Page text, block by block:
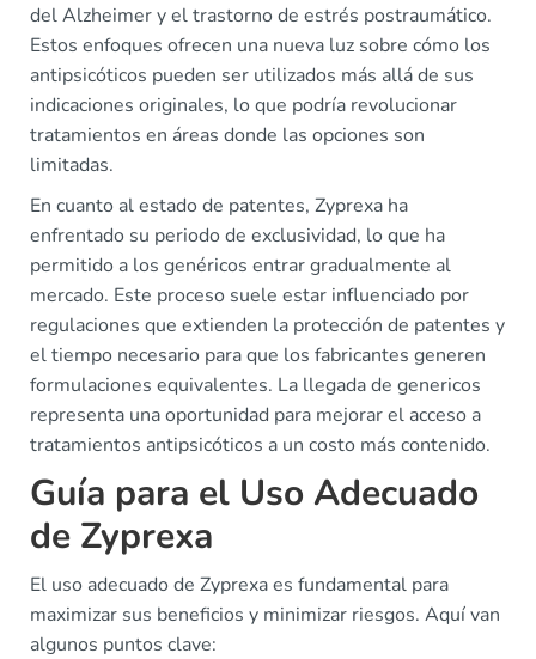
del Alzheimer y el trastorno de estrés postraumático.
Estos enfoques ofrecen una nueva luz sobre cómo los
antipsicóticos pueden ser utilizados más allá de sus
indicaciones originales, lo que podría revolucionar
tratamientos en áreas donde las opciones son
limitadas.
En cuanto al estado de patentes, Zyprexa ha
enfrentado su periodo de exclusividad, lo que ha
permitido a los genéricos entrar gradualmente al
mercado. Este proceso suele estar influenciado por
regulaciones que extienden la protección de patentes y
el tiempo necesario para que los fabricantes generen
formulaciones equivalentes. La llegada de genericos
representa una oportunidad para mejorar el acceso a
tratamientos antipsicóticos a un costo más contenido.
Guía para el Uso Adecuado
de Zyprexa
El uso adecuado de Zyprexa es fundamental para
maximizar sus beneficios y minimizar riesgos. Aquí van
algunos puntos clave: